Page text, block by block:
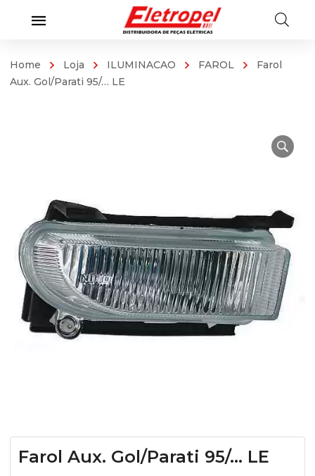
Home Loja ILUMINACAO FAROL
Farol
Aux. Gol/Parati 95/… LE
Farol Aux. Gol/Parati 95/… LE